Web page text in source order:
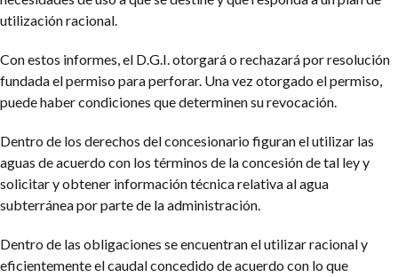
utilización racional.
Con estos informes, el D.G.I. otorgará o rechazará por resolución
fundada el permiso para perforar. Una vez otorgado el permiso,
puede haber condiciones que determinen su revocación.
Dentro de los derechos del concesionario figuran el utilizar las
aguas de acuerdo con los términos de la concesión de tal ley y
solicitar y obtener información técnica relativa al agua
subterránea por parte de la administración.
Dentro de las obligaciones se encuentran el utilizar racional y
eficientemente el caudal concedido de acuerdo con lo que